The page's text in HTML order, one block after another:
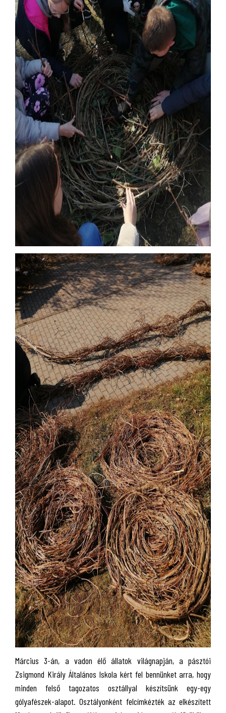
Március 3-án, a vadon élő állatok világnapján, a pásztói
Zsigmond Király Általános Iskola kért fel bennünket arra, hogy
minden felső tagozatos osztállyal készítsünk egy-egy
gólyafészek-alapot. Osztályonként felcímkézték az elkészített